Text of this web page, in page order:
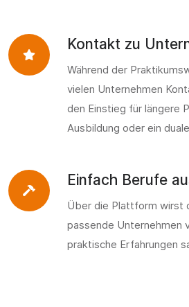
Kontakt zu
Während der
vielen Unternehmen
den Einstieg für längere
Ausbildung oder ein
Einfach Berufe
Über die Plattform wirst
passende Unternehmen
praktische Erfahrungen